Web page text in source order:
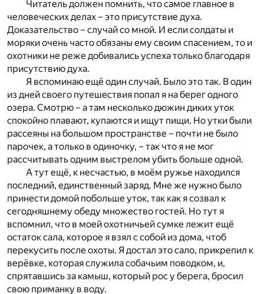
Читатель должен помнить, что самое главное в
человеческих делах – это присутствие духа.
Доказательство – случай со мной. И если солдаты и
моряки очень часто обязаны ему своим спасением, то и
охотники не реже добивались успеха только благодаря
присутствию духа.
Я вспоминаю ещё один случай. Было это так. В один
из дней своего путешествия попал я на берег одного
озера. Смотрю – а там несколько дюжин диких уток
спокойно плавают, купаются и ищут пищи. Но утки были
рассеяны на большом пространстве – почти не было
парочек, а только в одиночку, – так что я не мог
рассчитывать одним выстрелом убить больше одной.
А тут ещё, к несчастью, в моём ружье находился
последний, единственный заряд. Мне же нужно было
принести домой побольше уток, так как я созвал к
сегодняшнему обеду множество гостей. Но тут я
вспомнил, что в моей охотничьей сумке лежит ещё
остаток сала, которое я взял с собой из дома, чтоб
перекусить после охоты. Я достал это сало, прикрепил к
верёвке, которая служила собачьим поводком, и,
спрятавшись за камыш, который рос у берега, бросил
свою приманку в воду.